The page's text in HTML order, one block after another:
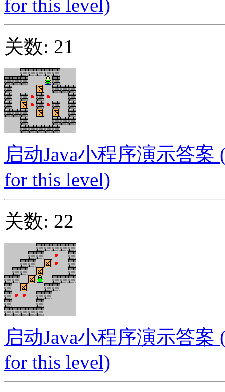
for this level)
关数: 21
启动Java小程序演示答案
for this level)
关数: 22
启动Java小程序演示答案
for this level)